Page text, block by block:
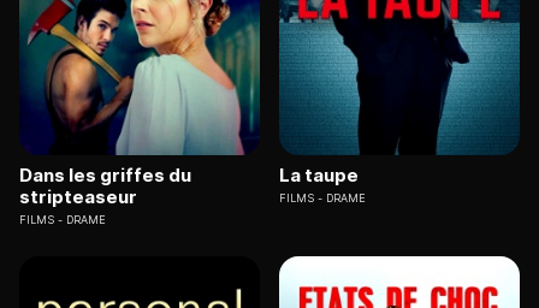
Dans les griffes du
stripteaseur
FILMS DRAME
La taupe
FILMS DRAME